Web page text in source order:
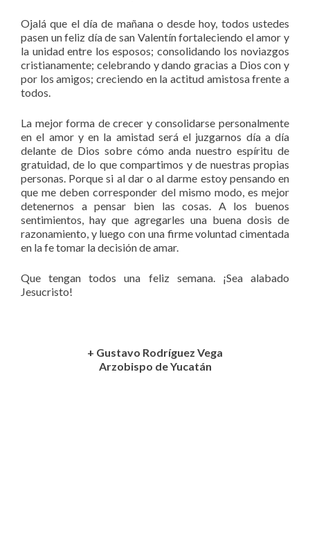
Ojalá que el día de mañana o desde hoy, todos ustedes
pasen un feliz día de san Valentín fortaleciendo el amor y
la unidad entre los esposos; consolidando los noviazgos
cristianamente; celebrando y dando gracias a Dios con y
por los amigos; creciendo en la actitud amistosa frente a
todos.
La mejor forma de crecer y consolidarse personalmente
en el amor y en la amistad será el juzgarnos día a día
delante de Dios sobre cómo anda nuestro espíritu de
gratuidad, de lo que compartimos y de nuestras propias
personas. Porque si al dar o al darme estoy pensando en
que me deben corresponder del mismo modo, es mejor
detenernos a pensar bien las cosas. A los buenos
sentimientos, hay que agregarles una buena dosis de
razonamiento, y luego con una firme voluntad cimentada
en la fe tomar la decisión de amar.
Que tengan todos una feliz semana. ¡Sea alabado
Jesucristo!
+ Gustavo Rodríguez Vega
Arzobispo de Yucatán